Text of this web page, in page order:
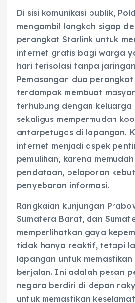
Di sisi komunikasi publik,
mengambil langkah sigap
perangkat Starlink untuk
internet gratis bagi warga
hari terisolasi tanpa
Pemasangan dua
terdampak membuat
terhubung dengan keluarga
sekaligus mempermudah
antarpetugas di lapangan.
internet menjadi aspek
pemulihan, karena
pendataan, pelaporan
penyebaran informasi.
Rangkaian kunjungan
Sumatera Barat, dan
memperlihatkan gaya
tidak hanya reaktif, tetapi
lapangan untuk
berjalan. Ini adalah pesan
negara berdiri di depan
untuk memastikan